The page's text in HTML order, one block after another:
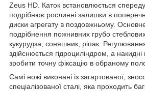
Zeus HD. Каток встановлюється спереду
подрібнює рослинні залишки в
диски агрегату в поздовжньому.
подрібнення пожнивних грубо
кукурудза, соняшник, ріпак.
здійснюється гідроциліндром, а
зробити точну фіксацію в обраному
Самі ножі виконані із загартованої,
спеціалізованої сталі, яка проходить